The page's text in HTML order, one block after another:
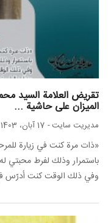
تقريض العلامة السيد
الميزان على حاشية ...
مدیریت سایت- 17 آبان، 1403
باستمرار وذلك لفرط محبتي
وفي ذلك الوقت كنت أدرّس